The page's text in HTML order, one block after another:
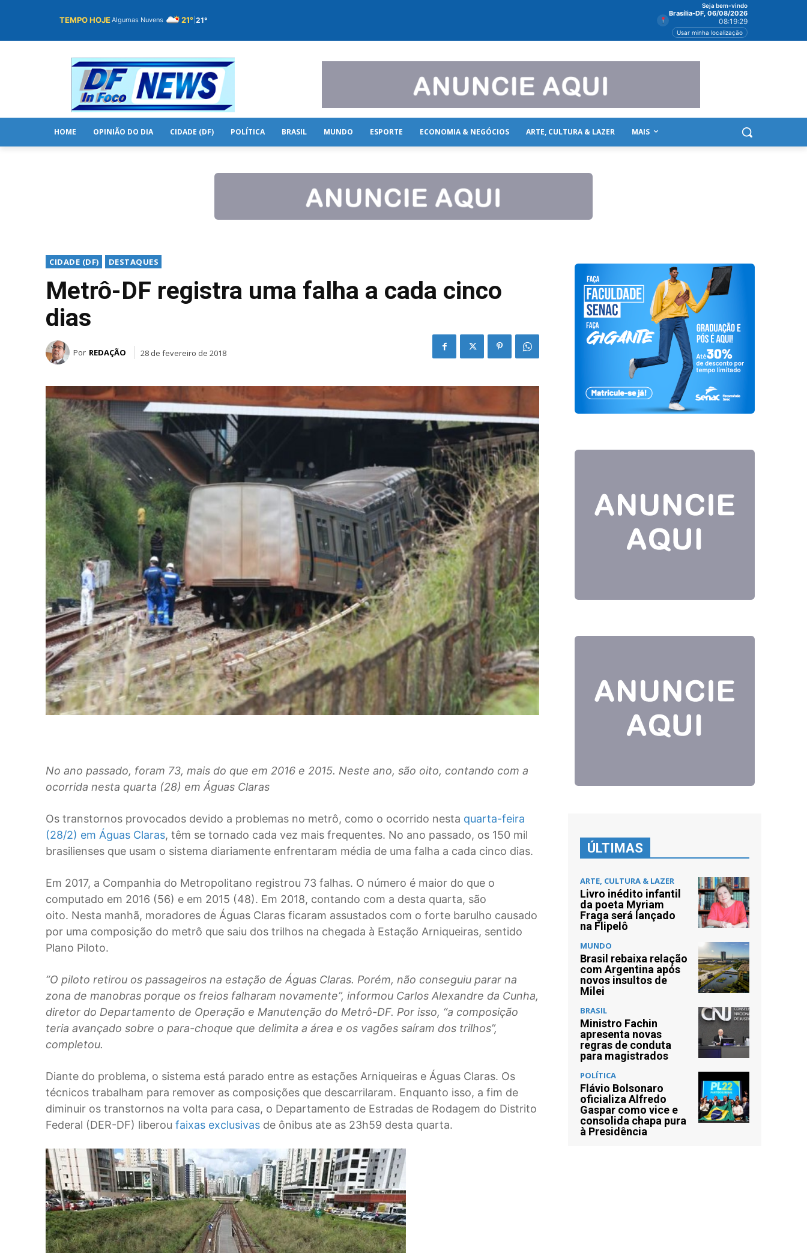
TEMPO HOJEAlgumas Nuvens 21° 21°
Seja bem-vindo
Brasília-DF, 06/08/2026
08:19:31
Usar minha localização
HOME OPINIÃO DO DIA CIDADE (DF) POLÍTICA BRASIL MUNDO ESPORTE ECONOMIA & NEGÓCIOS ARTE, CULTURA & LAZER MAIS
CIDADE (DF) DESTAQUES
Metrô-DF registra uma falha a cada cinco
dias
Por REDAÇÃO 28 de fevereiro de 2018
No ano passado, foram 73, mais do que em 2016 e 2015. Neste ano, são oito, contando com a
ocorrida nesta quarta (28) em Águas Claras
Os transtornos provocados devido a problemas no metrô, como o ocorrido nesta quarta-feira
(28/2) em Águas Claras, têm se tornado cada vez mais frequentes. No ano passado, os 150 mil
brasilienses que usam o sistema diariamente enfrentaram média de uma falha a cada cinco dias.
Em 2017, a Companhia do Metropolitano registrou 73 falhas. O número é maior do que o
computado em 2016 (56) e em 2015 (48). Em 2018, contando com a desta quarta, são
oito. Nesta manhã, moradores de Águas Claras ficaram assustados com o forte barulho causado
por uma composição do metrô que saiu dos trilhos na chegada à Estação Arniqueiras, sentido
Plano Piloto.
“O piloto retirou os passageiros na estação de Águas Claras. Porém, não conseguiu parar na
zona de manobras porque os freios falharam novamente”, informou Carlos Alexandre da Cunha,
diretor do Departamento de Operação e Manutenção do Metrô-DF. Por isso, “a composição
teria avançado sobre o para-choque que delimita a área e os vagões saíram dos trilhos”,
completou.
Diante do problema, o sistema está parado entre as estações Arniqueiras e Águas Claras. Os
técnicos trabalham para remover as composições que descarrilaram. Enquanto isso, a fim de
diminuir os transtornos na volta para casa, o Departamento de Estradas de Rodagem do Distrito
Federal (DER-DF) liberou faixas exclusivas de ônibus ate as 23h59 desta quarta.
ÚLTIMAS
ARTE, CULTURA & LAZER
Livro inédito infantil
da poeta Myriam
Fraga será lançado
na Flipelô
MUNDO
Brasil rebaixa relação
com Argentina após
novos insultos de
Milei
BRASIL
Ministro Fachin
apresenta novas
regras de conduta
para magistrados
POLÍTICA
Flávio Bolsonaro
oficializa Alfredo
Gaspar como vice e
consolida chapa pura
à Presidência